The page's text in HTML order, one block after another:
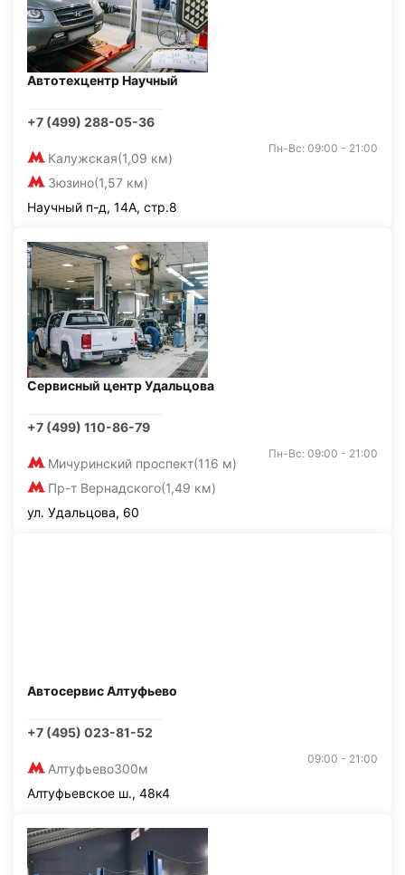
Автотехцентр Научный
+7 (499) 288-05-36
Калужская(1,09 км)
Зюзино(1,57 км)
Пн-Вс: 09:00 - 21:00
Научный п-д, 14А, стр.8
Сервисный центр Удальцова
+7 (499) 110-86-79
Мичуринский проспект(116 м)
Пр-т Вернадского(1,49 км)
Пн-Вс: 09:00 - 21:00
ул. Удальцова, 60
Автосервис Алтуфьево
+7 (495) 023-81-52
Алтуфьево300м
09:00 - 21:00
Алтуфьевское ш., 48к4